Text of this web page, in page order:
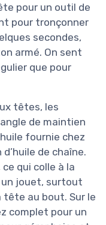
pour un outil de
pour tronçonner
secondes,
armé. On sent
que pour
têtes, les
de maintien
fournie chez
de chaîne.
qui colle à la
un jouet, surtout
tête au bout. Sur le
complet pour un